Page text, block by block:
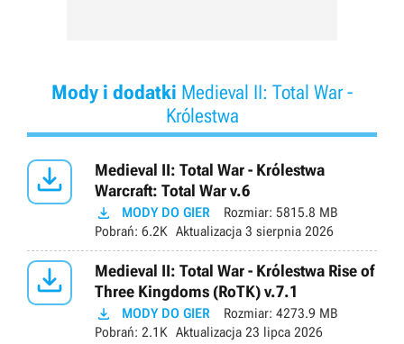
Mody i dodatki Medieval II: Total War -
Królestwa

Medieval II: Total War - Królestwa
Warcraft: Total War v.6
 MODY DO GIER Rozmiar: 5815.8 MB
Pobrań: 6.2K Aktualizacja 3 sierpnia 2026

Medieval II: Total War - Królestwa Rise of
Three Kingdoms (RoTK) v.7.1
 MODY DO GIER Rozmiar: 4273.9 MB
Pobrań: 2.1K Aktualizacja 23 lipca 2026